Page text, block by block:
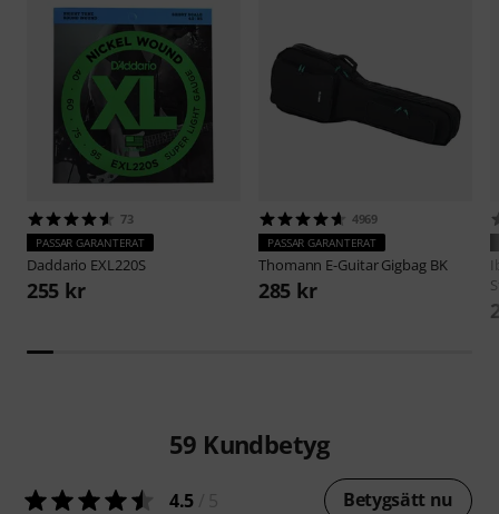
73
PASSAR GARANTERAT
Daddario EXL220S
255 kr
4969
PASSAR GARANTERAT
Thomann E-Guitar Gigbag BK
285 kr
59 Kundbetyg
4.5 Betygsätt nu